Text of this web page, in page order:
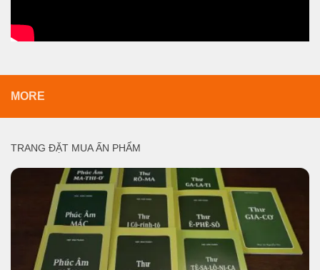
MORE
TRANG ĐẶT MUA ẤN PHẨM